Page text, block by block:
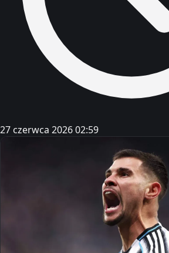
27 czerwca 2026 02:59